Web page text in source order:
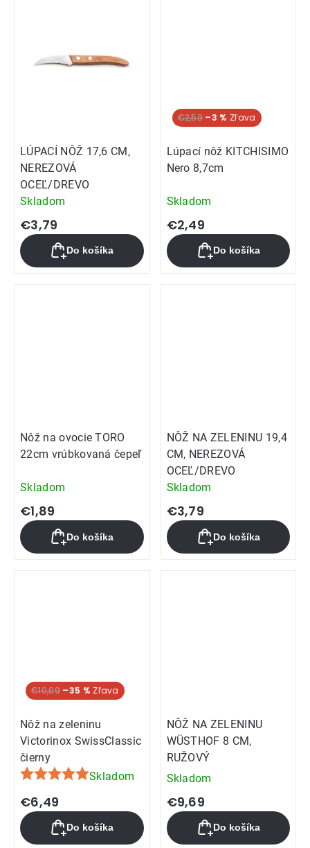
LÚPACÍ NÔŽ 17,6 CM,
NEREZOVÁ
OCEĽ/DREVO
Skladom
€3,79
Do košíka
€2,59 –3 %
Lúpací nôž KITCHISIMO
Nero 8,7cm
Skladom
€2,49
Do košíka
Nôž na ovocie TORO
22cm vrúbkovaná čepeľ
Skladom
€1,89
Do košíka
NÔŽ NA ZELENINU 19,4
CM, NEREZOVÁ
OCEĽ/DREVO
Skladom
€3,79
Do košíka
€10,09 –35 %
Nôž na zeleninu
Victorinox SwissClassic
čierny
Priemerné
hodnotenie
produktu
je
Skladom
€6,49
Do košíka
NÔŽ NA ZELENINU
WÜSTHOF 8 CM,
RUŽOVÝ
Skladom
€9,69
Do košíka